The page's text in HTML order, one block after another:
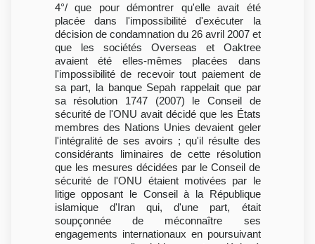
4°/ que pour démontrer qu'elle avait été
placée dans l'impossibilité d'exécuter la
décision de condamnation du 26 avril 2007 et
que les sociétés Overseas et Oaktree
avaient été elles-mêmes placées dans
l'impossibilité de recevoir tout paiement de
sa part, la banque Sepah rappelait que par
sa résolution 1747 (2007) le Conseil de
sécurité de l'ONU avait décidé que les États
membres des Nations Unies devaient geler
l'intégralité de ses avoirs ; qu'il résulte des
considérants liminaires de cette résolution
que les mesures décidées par le Conseil de
sécurité de l'ONU étaient motivées par le
litige opposant le Conseil à la République
islamique d'Iran qui, d'une part, était
soupçonnée de méconnaître ses
engagements internationaux en poursuivant